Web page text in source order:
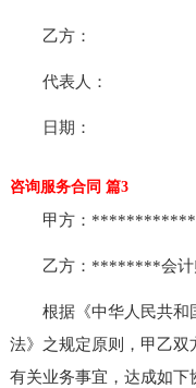
乙方：
代表人：
日期：
咨询服务合同 篇3
甲方：************
乙方：********会计
根据《中华人民共和
法》之规定原则，甲乙
有关业务事宜，达成如下